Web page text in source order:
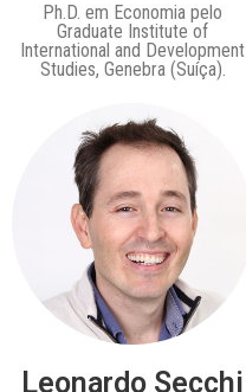
Ph.D. em Economia pelo
Graduate Institute of
International and Development
Studies, Genebra (Suíça).
Leonardo Secchi